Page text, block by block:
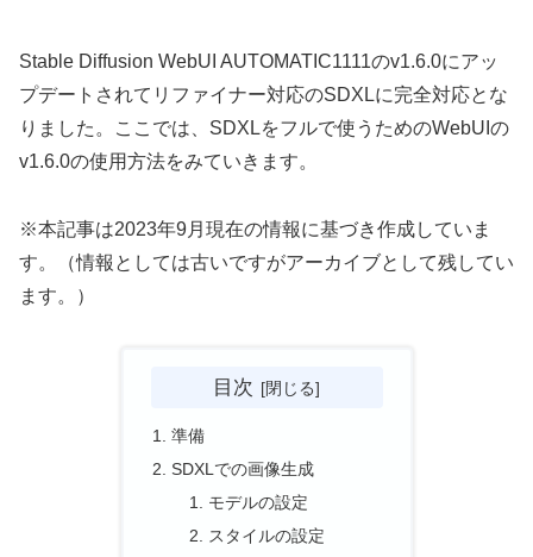
Stable Diffusion WebUI AUTOMATIC1111のv1.6.0にアッ
プデートされてリファイナー対応のSDXLに完全対応とな
りました。ここでは、SDXLをフルで使うためのWebUIの
v1.6.0の使用方法をみていきます。
※本記事は2023年9月現在の情報に基づき作成していま
す。（情報としては古いですがアーカイブとして残してい
ます。）
目次
準備
SDXLでの画像生成
モデルの設定
スタイルの設定